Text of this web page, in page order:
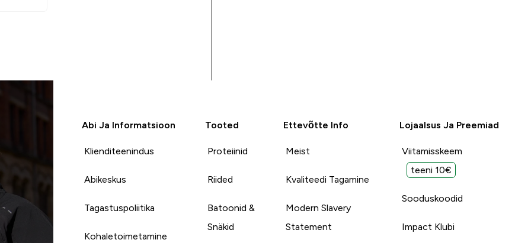
Abi Ja Informatsioon
Klienditeenindus
Abikeskus
Tagastuspoliitika
Kohaletoimetamine
Tooted
Proteiinid
Riided
Batoonid &
Snäkid
Ettevõtte Info
Meist
Kvaliteedi Tagamine
Modern Slavery
Statement
Lojaalsus Ja Preemiad
Viitamisskeem
teeni 10€
Sooduskoodid
Impact Klubi